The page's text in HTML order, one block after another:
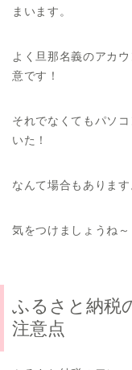
まいます。
よく旦那名義のアカ
意です！
それでなくてもパソ
いた！
なんて場合もあります
気をつけましょうね～
ふるさと納税
注意点